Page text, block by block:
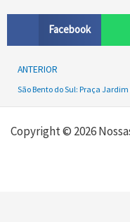
Facebook
Prev
ANTERIOR
Copyright © 2026